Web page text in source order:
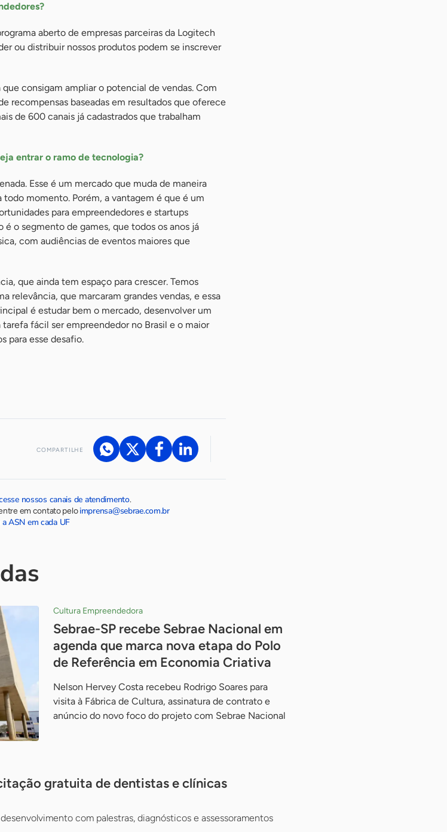
aberto de empresas parceiras da Logitech
ou distribuir nossos produtos podem se inscrever
consigam ampliar o potencial de vendas. Com
recompensas baseadas em resultados que oferece
de 600 canais já cadastrados que trabalham
entrar o ramo de tecnologia?
Esse é um mercado que muda de maneira
momento. Porém, a vantagem é que é um
para empreendedores e startups
o segmento de games, que todos os anos já
com audiências de eventos maiores que
que ainda tem espaço para crescer. Temos
relevância, que marcaram grandes vendas, e essa
é estudar bem o mercado, desenvolver um
fácil ser empreendedor no Brasil e o maior
para esse desafio.
COMPARTILHE
nossos canais de atendimento.
em contato peloimprensa@sebrae.com.br
ASN em cada UF
Cultura Empreendedora
Sebrae-SP recebe Sebrae Nacional em
agenda que marca nova etapa do Polo
de Referência em Economia Criativa
Nelson Hervey Costa recebeu Rodrigo Soares para
visita à Fábrica de Cultura, assinatura de contrato e
anúncio do novo foco do projeto com Sebrae Nacional
gratuita de dentistas e clínicas
com palestras, diagnósticos e assessoramentos